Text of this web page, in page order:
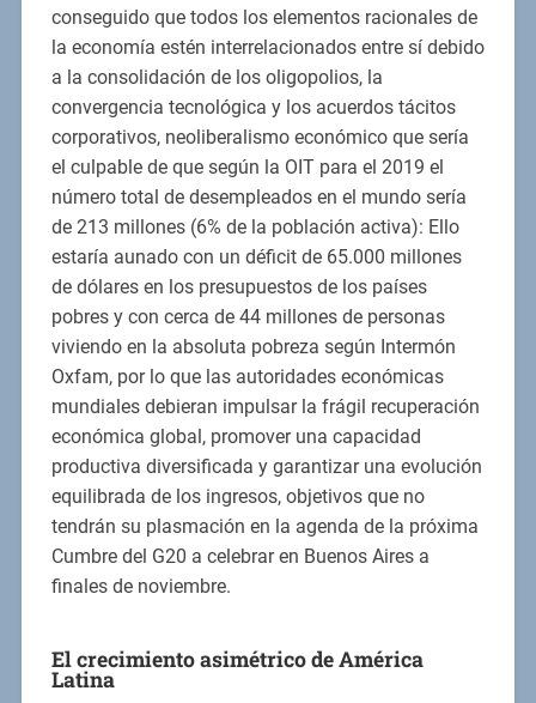
conseguido que todos los elementos racionales de
la economía estén interrelacionados entre sí debido
a la consolidación de los oligopolios, la
convergencia tecnológica y los acuerdos tácitos
corporativos, neoliberalismo económico que sería
el culpable de que según la OIT para el 2019 el
número total de desempleados en el mundo sería
de 213 millones (6% de la población activa): Ello
estaría aunado con un déficit de 65.000 millones
de dólares en los presupuestos de los países
pobres y con cerca de 44 millones de personas
viviendo en la absoluta pobreza según Intermón
Oxfam, por lo que las autoridades económicas
mundiales debieran impulsar la frágil recuperación
económica global, promover una capacidad
productiva diversificada y garantizar una evolución
equilibrada de los ingresos, objetivos que no
tendrán su plasmación en la agenda de la próxima
Cumbre del G20 a celebrar en Buenos Aires a
finales de noviembre.
El crecimiento asimétrico de América
Latina